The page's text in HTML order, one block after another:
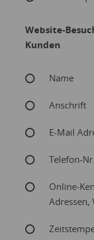
Website-
Kunden
Name
Anschrift
E-Mail
Telefon-Nr.
Online-
Adressen,